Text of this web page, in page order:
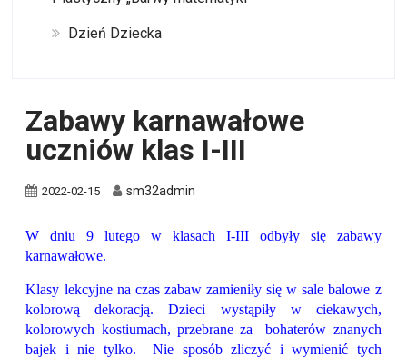
Dzień Dziecka
Zabawy karnawałowe
uczniów klas I-III
2022-02-15 sm32admin
W dniu 9 lutego w klasach I-III odbyły się zabawy
karnawałowe.
Klasy lekcyjne na czas zabaw zamieniły się w sale balowe z
kolorową dekoracją. Dzieci wystąpiły w ciekawych,
kolorowych kostiumach, przebrane za bohaterów znanych
bajek i nie tylko. Nie sposób zliczyć i wymienić tych